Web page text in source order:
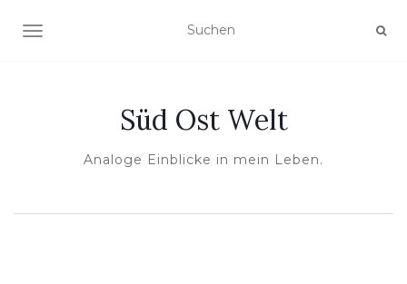
NAVIGATION UMSCHALTEN
Süd Ost Welt
Analoge Einblicke in mein Leben.